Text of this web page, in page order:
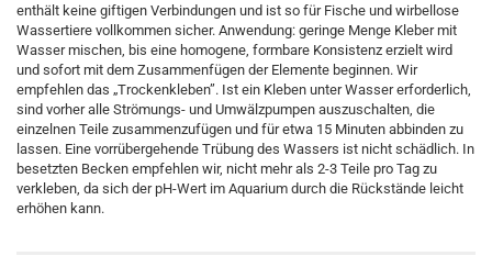
enthält keine giftigen Verbindungen und ist so für Fische und wirbellose
Wassertiere vollkommen sicher. Anwendung: geringe Menge Kleber mit
Wasser mischen, bis eine homogene, formbare Konsistenz erzielt wird
und sofort mit dem Zusammenfügen der Elemente beginnen. Wir
empfehlen das „Trockenkleben”. Ist ein Kleben unter Wasser erforderlich,
sind vorher alle Strömungs- und Umwälzpumpen auszuschalten, die
einzelnen Teile zusammenzufügen und für etwa 15 Minuten abbinden zu
lassen. Eine vorrübergehende Trübung des Wassers ist nicht schädlich. In
besetzten Becken empfehlen wir, nicht mehr als 2-3 Teile pro Tag zu
verkleben, da sich der pH-Wert im Aquarium durch die Rückstände leicht
erhöhen kann.